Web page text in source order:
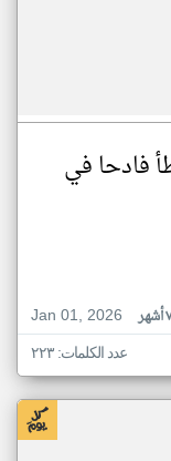
فادحا في
Jan 01, 2026
عدد الكلمات: ٢٢٣